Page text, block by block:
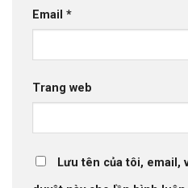
Email *
Trang web
Lưu tên của tôi, email,